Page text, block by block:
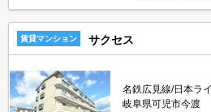
賃貸マンション サクセス
名鉄広見線/日本ラ
岐阜県可児市今渡